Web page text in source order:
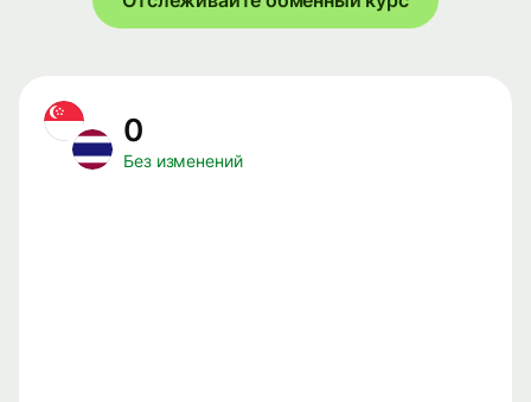
0
Без изменений